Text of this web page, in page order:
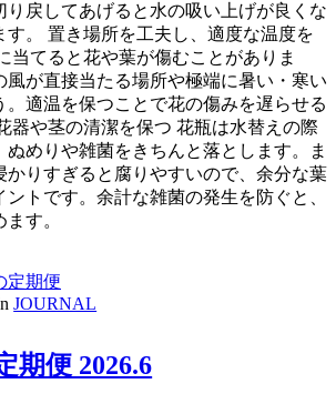
り戻してあげると水の吸い上げが良くな
す。 置き場所を工夫し、適度な温度を
当てると花や葉が傷むことがありま
風が直接当たる場所や極端に暑い・寒い
。適温を保つことで花の傷みを遅らせる
器や茎の清潔を保つ 花瓶は水替えの際
ぬめりや雑菌をきちんと落とします。ま
かりすぎると腐りやすいので、余分な葉
トです。余計な雑菌の発生を防ぐと、
す。
JOURNAL
期便 2026.6